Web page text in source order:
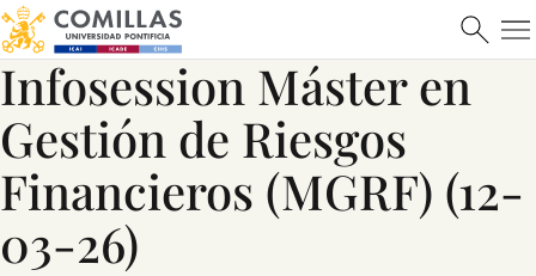
Máster en Ciberseguridad
Saber más
Infosession Máster en
Gestión de Riesgos
Financieros (MGRF) (12-
03-26)